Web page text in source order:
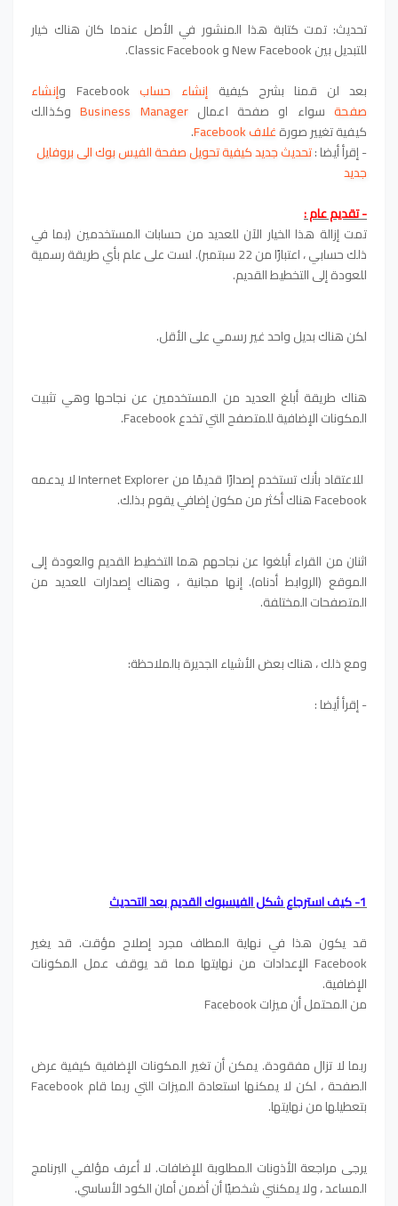
تحديث: تمت كتابة هذا المنشور في الأصل عندما كان هناك خيار
للتبديل بين New Facebook و Classic Facebook.
بعد لن قمنا بشرح كيفية إنشاء حساب Facebook وإنشاء
صفحة سواء او صفحة اعمالBusiness Manager وكذالك
كيفيةتغيير صورةغلاف Facebook
.
-إقرأ أيضا:تحديث جديد كيفية تحويل صفحة الفيس بوك الى بروفايل
جديد
- تقديم عام :
تمت إزالة هذا الخيار الآن للعديد من حسابات المستخدمين (بما في
ذلك حسابي ، اعتبارًا من 22 سبتمبر). لست على علم بأي طريقة رسمية
للعودة إلى التخطيط القديم.
لكن هناك بديل واحد غير رسمي على الأقل.
هناك طريقة أبلغ العديد من المستخدمين عن نجاحها وهي تثبيت
المكونات الإضافية للمتصفح التي تخدع Facebook.
للاعتقاد بأنك تستخدم إصدارًا قديمًا من Internet Explorer لا يدعمه
Facebook هناك أكثر من مكون إضافي يقوم بذلك.
اثنان من القراء أبلغوا عن نجاحهم هما التخطيط القديم والعودة إلى
الموقع (الروابط أدناه). إنها مجانية ، وهناك إصدارات للعديد من
المتصفحات المختلفة.
ومع ذلك ، هناك بعض الأشياء الجديرة بالملاحظة:
-إقرأ أيضا:
1- كيف استرجاع شكل الفيسبوك القديم بعد التحديث
قد يكون هذا في نهاية المطاف مجرد إصلاح مؤقت. قد يغير
Facebook الإعدادات من نهايتها مما قد يوقف عمل المكونات
الإضافية.
من المحتمل أن ميزات Facebook
ربما لا تزال مفقودة. يمكن أن تغير المكونات الإضافية كيفية عرض
الصفحة ، لكن لا يمكنها استعادة الميزات التي ربما قام Facebook
بتعطيلها من نهايتها.
يرجى مراجعة الأذونات المطلوبة للإضافات. لا أعرف مؤلفي البرنامج
المساعد ، ولا يمكنني شخصيًا أن أضمن أمان الكود الأساسي.